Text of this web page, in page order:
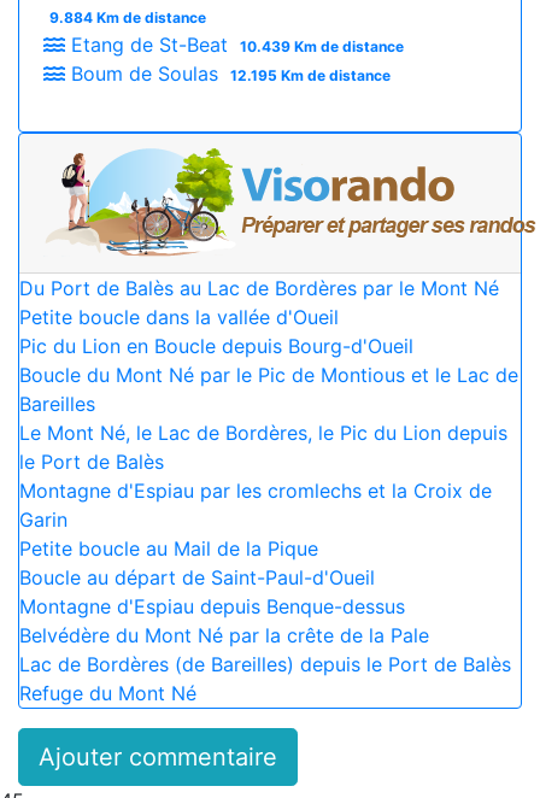
9.884 Km de distance
Etang de St-Beat 10.439 Km de distance
Boum de Soulas 12.195 Km de distance
Du Port de Balès au Lac de Bordères par le Mont Né
Petite boucle dans la vallée d'Oueil
Pic du Lion en Boucle depuis Bourg-d'Oueil
Boucle du Mont Né par le Pic de Montious et le Lac de
Bareilles
Le Mont Né, le Lac de Bordères, le Pic du Lion depuis
le Port de Balès
Montagne d'Espiau par les cromlechs et la Croix de
Garin
Petite boucle au Mail de la Pique
Boucle au départ de Saint-Paul-d'Oueil
Montagne d'Espiau depuis Benque-dessus
Belvédère du Mont Né par la crête de la Pale
Lac de Bordères (de Bareilles) depuis le Port de Balès
Refuge du Mont Né
Ajouter commentaire